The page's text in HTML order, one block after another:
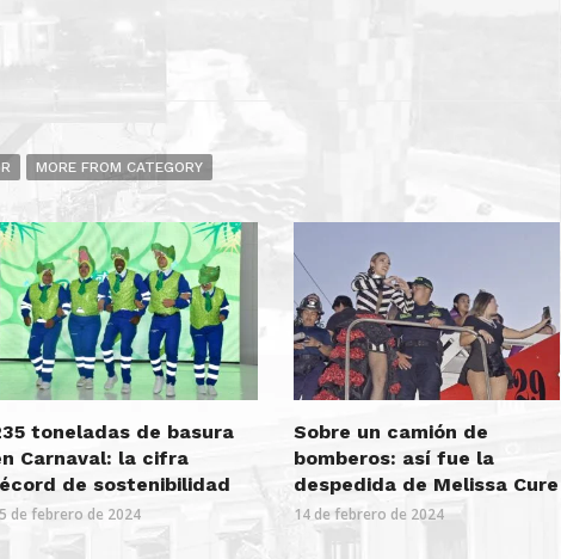
MORE FROM CATEGORY
toneladas de basura
Carnaval: la cifra
de sostenibilidad
de febrero de 2024
Sobre un camión de
bomberos: así fue la
despedida de Melissa Cure
14 de febrero de 2024